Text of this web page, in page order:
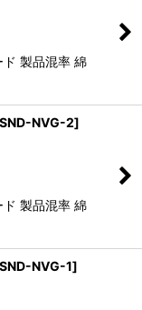
製品混率 綿
NVG-2]
製品混率 綿
NVG-1]